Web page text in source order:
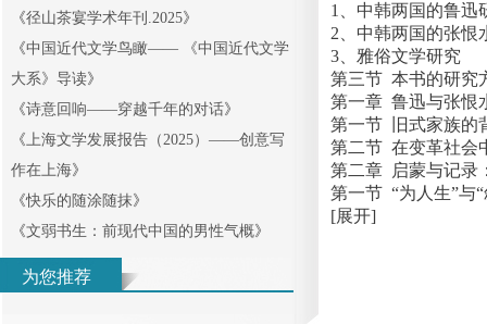
《径山茶宴学术年刊.2025》
《中国近代文学鸟瞰—— 《中国近代文学
大系》导读》
《诗意回响——穿越千年的对话》
《上海文学发展报告（2025）——创意写
作在上海》
《快乐的随涂随抹》
《文弱书生：前现代中国的男性气概》
为您推荐
1、中韩两国的鲁迅
2、中韩两国的张恨
3、雅俗文学研究
第三节 本书的研究
第一章 鲁迅与张恨
第一节 旧式家族的
第二节 在变革社会
第二章 启蒙与记录
第一节 “为人生”与
[展开]